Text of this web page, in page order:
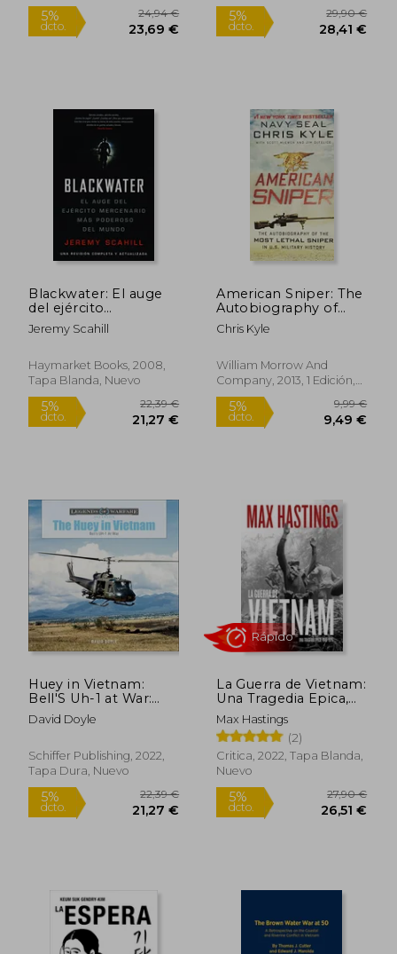
5% 24,94 € 5%
Blackwater: El auge
del ejército
mercenario más
poderoso del mundo
Jeremy Scahill
Haymarket Books, 2008,
Tapa Blanda, Nuevo
5%
American Sniper: The
Autobiography of
Seal Chief Chris Kyle
(Usn, 1999-2009), the
U. Sn Military History
(en Inglés)
Chris Kyle
William Morrow And
Company, 2013, 1 Edición,
Tapa Blanda, Nuevo
5%
dcto.
Huey in Vietnam:
Bell'S Uh-1 at War:
Bell’S Uh-1 at War: 45
(Legends of Warfare:
David Doyle
Schiffer Publishing, 2022,
Tapa Dura, Nuevo
La Guerra de Vietnam:
Una Tragedia Epica,
1945-1975
Max Hastings
(2)
Critica, 2022, Tapa Blanda,
Nuevo